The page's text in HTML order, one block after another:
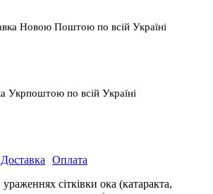
Новою Поштою по всій Україні
Укрпоштою по всій Україні
Доставка
Оплата
сітківки ока (катаракта,